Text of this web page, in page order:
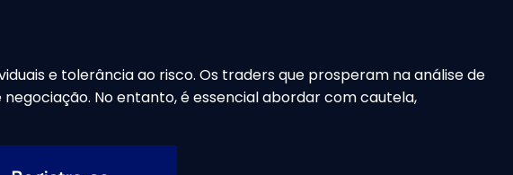
e tolerância ao risco. Os traders que prosperam na análise de
No entanto, é essencial abordar com cautela,